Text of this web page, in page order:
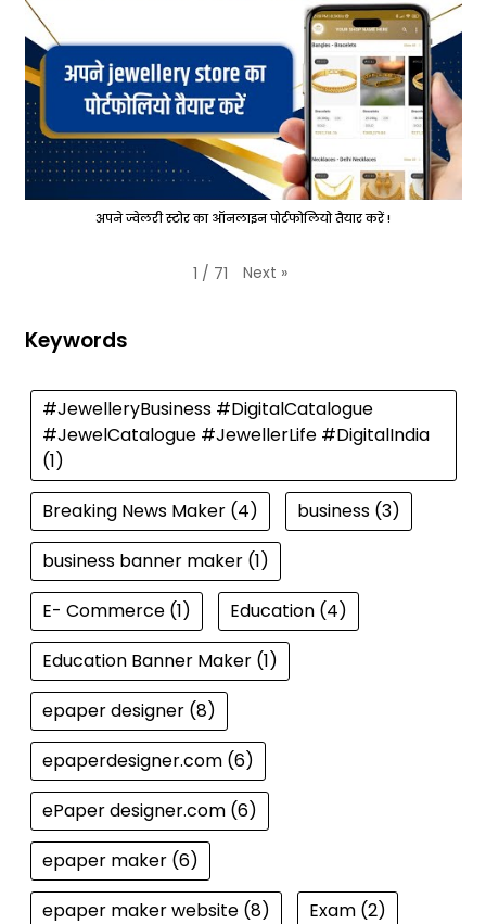
अपने ज्वेलरी स्टोर का ऑनलाइन पोर्टफोलियो तैयार करें !
1 / 71 Next »
Keywords
#JewelleryBusiness #DigitalCatalogue
#JewelCatalogue #JewellerLife #DigitalIndia
(1)
Breaking News Maker(4) business(3)
business banner maker(1)
E- Commerce(1) Education(4)
Education Banner Maker(1)
epaper designer(8)
epaperdesigner.com(6)
ePaper designer.com(6)
epaper maker(6)
epaper maker website(8) Exam(2)